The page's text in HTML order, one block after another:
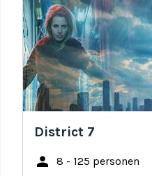
District 7
person 8 - 125 personen